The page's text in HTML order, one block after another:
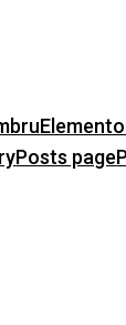
Posts page